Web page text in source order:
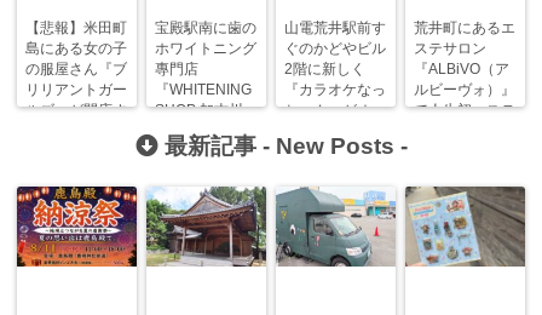
【悲報】米田町
島にある女の子
の服屋さん『ブ
リリアントガー
ルズ』が閉店す
宝殿駅南に歯の
ホワイトニング
專門店
『WHITENING
SHOP 加古川
店』がオープン
していた！
山電荒井駅前す
ぐのかどやビル
2階に新しく
『カラオケなっ
ちゃん』がオー
荒井町にあるエ
ステサロン
『ALBiVO（ア
ルビーヴォ）』
で人生初エステ
最新記事 - New Posts -